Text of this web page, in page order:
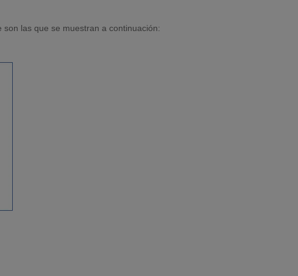
las que se muestran a continuación: